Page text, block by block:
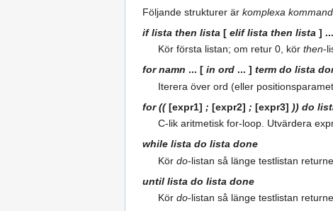
Följande strukturer är komplexa
if lista then lista [ elif lista then lista ]
Kör första listan; om retur 0, körthen
for namn ... [ in ord ... ] term do lista
Iterera över ord (eller
for (([expr1] ; [expr2] ; [expr3] )) do
C‑lik aritmetisk for‑loop. Utvärdera
while lista do lista done
Kördo‑listan så länge testlistan
until lista do lista done
Kördo‑listan så länge testlistan